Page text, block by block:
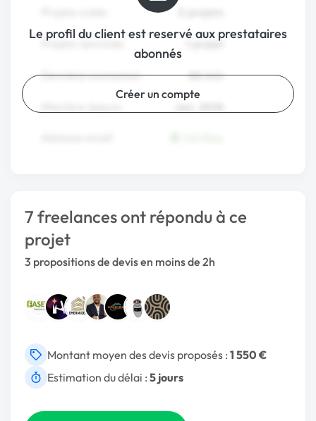
Le profil du client est reservé aux prestataires
abonnés
Créer un compte
7 freelances ont répondu à ce
projet
3 propositions de devis en moins de 2h
Montant moyen des devis proposés : 1 550 €
Estimation du délai : 5 jours